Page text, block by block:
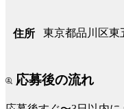
住所 東京都品川区東
応募後の流れ